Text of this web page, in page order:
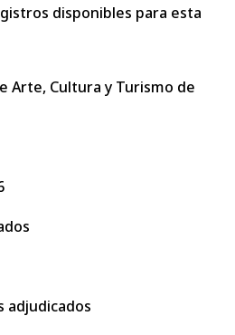
disponibles para esta
Arte, Cultura y Turismo de
adjudicados